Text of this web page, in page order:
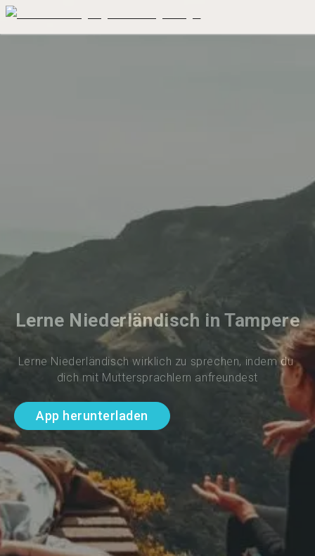
Lerne Niederländisch in Tampere
Lerne Niederländisch wirklich zu sprechen, indem du
dich mit Muttersprachlern anfreundest
App herunterladen